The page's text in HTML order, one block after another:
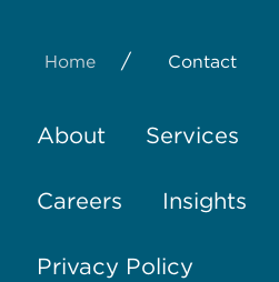
Home / Contact
About Services
Careers Insights
Privacy Policy